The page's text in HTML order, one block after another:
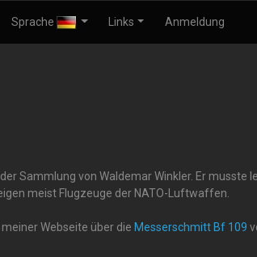
Sprache Links Anmeldung
Sammlung von Waldemar Winkler. Er musste
meist Flugzeuge der NATO-Luftwaffen.
Webseite über die Messerschmitt Bf 109